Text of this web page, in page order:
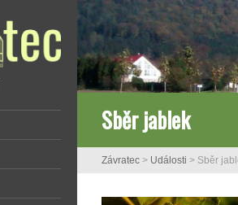
Sběr jablek
Závratec > Události > Sběr